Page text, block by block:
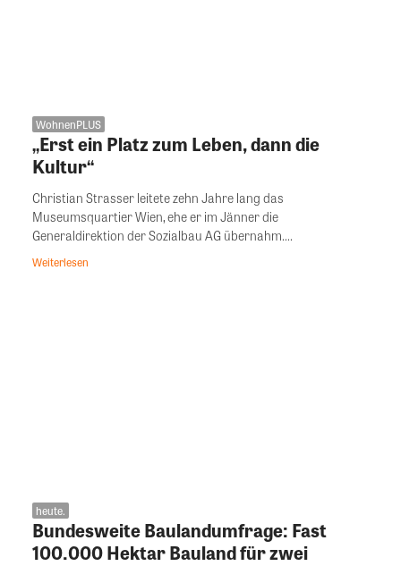
WohnenPLUS
„Erst ein Platz zum Leben, dann die
Kultur“
Christian Strasser leitete zehn Jahre lang das
Museumsquartier Wien, ehe er im Jänner die
Generaldirektion der Sozialbau AG übernahm....
Weiterlesen
heute.
Bundesweite Baulandumfrage: Fast
100.000 Hektar Bauland für zwei